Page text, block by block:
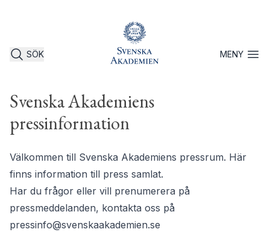
SÖK MENYÖppna
Svenska Akademiens
pressinformation
Välkommen till Svenska Akademiens pressrum. Här
finns information till press samlat.
Har du frågor eller vill prenumerera på
pressmeddelanden, kontakta oss på
pressinfo@svenskaakademien.se